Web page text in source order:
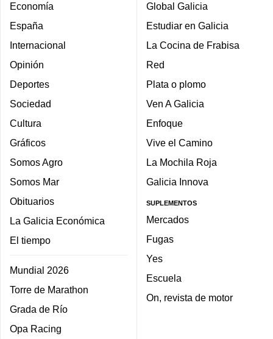
Economía
España
Internacional
Opinión
Deportes
Sociedad
Cultura
Gráficos
Somos Agro
Somos Mar
Obituarios
La Galicia Económica
El tiempo
Mundial 2026
Torre de Marathon
Grada de Río
Opa Racing
Global Galicia
Estudiar en Galicia
La Cocina de Frabisa
Red
Plata o plomo
Ven A Galicia
Enfoque
Vive el Camino
La Mochila Roja
Galicia Innova
SUPLEMENTOS
Mercados
Fugas
Yes
Escuela
On, revista de motor